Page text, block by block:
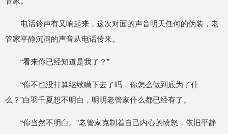
电话铃声有又响起来，这次对面的声音明天任何的伪装，老
管家平静沉闷的声音从电话传来。
“看来你已经知道是我了？”
“你不也没打算继续瞒下去了吗，你怎么做到底为了什
么？”白羽千夏想不明白，明明老管家什么都已经有了。
“你当然不明白。”老管家克制着自己内心的愤怒，依旧平静